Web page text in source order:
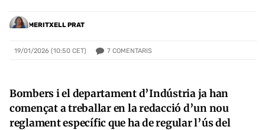
MERITXELL PRAT
19/01/2026 (10:50 CET) 7 COMENTARIS
Bombers i el departament d’Indústria ja han
començat a treballar en la redacció d’un nou
reglament específic que ha de regular l’ús del